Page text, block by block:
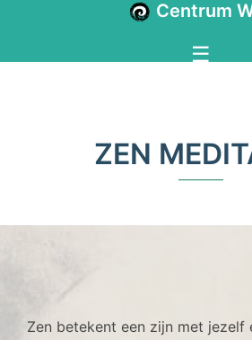
Centrum
ZEN
Zen betekent een zijn met jezelf